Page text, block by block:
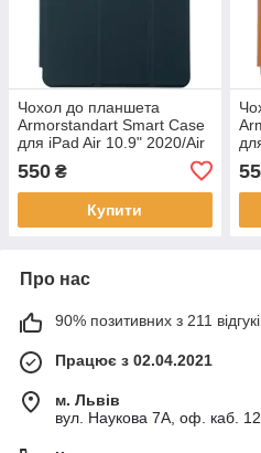
Чохол до планшета
Armorstandart Smart Case
для iPad Air 10.9" 2020/Air
550 ₴
Купити
Про нас
90% позитивних з 211
Працює з 02.04.2021
м. Львів
вул. Наукова 7А, оф. каб.